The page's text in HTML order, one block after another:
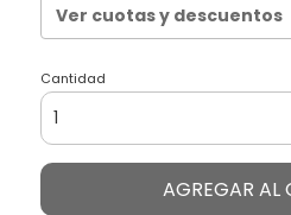
Ver cuotas y descuentos
Cantidad
AGREGAR AL